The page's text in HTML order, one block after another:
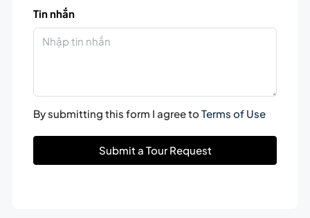
Tin nhắn
By submitting this form I agree to Terms of Use
Submit a Tour Request